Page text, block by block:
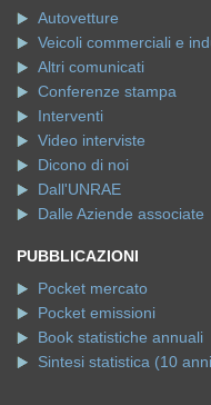
Autovetture
Veicoli commerciali e
Altri comunicati
Conferenze stampa
Interventi
Video interviste
Dicono di noi
Dall'UNRAE
Dalle Aziende associate
PUBBLICAZIONI
Pocket mercato
Pocket emissioni
Book statistiche annuali
Sintesi statistica (10